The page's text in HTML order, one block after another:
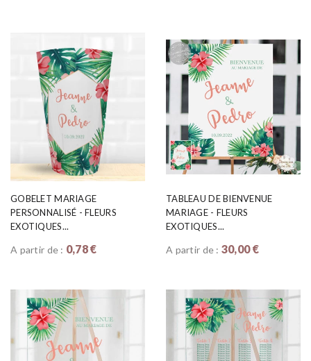
GOBELET MARIAGE
PERSONNALISÉ - FLEURS
EXOTIQUES...
A partir de : 0,78 €
TABLEAU DE BIENVENUE
MARIAGE - FLEURS
EXOTIQUES...
A partir de : 30,00 €